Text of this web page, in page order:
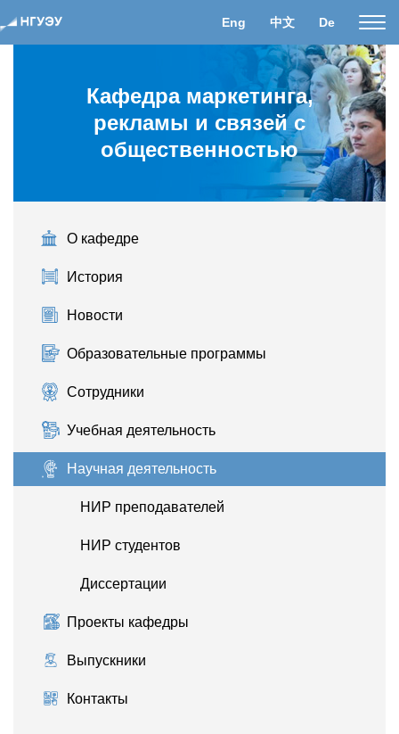
Eng 中文 De
Кафедра маркетинга,
рекламы и связей с
общественностью
О кафедре
История
Новости
Образовательные программы
Сотрудники
Учебная деятельность
Научная деятельность
НИР преподавателей
НИР студентов
Диссертации
Проекты кафедры
Выпускники
Контакты